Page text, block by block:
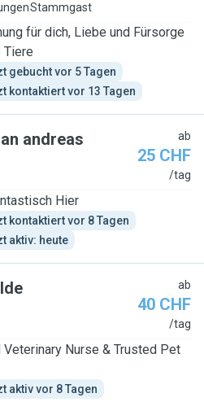
Stammgast
für dich, Liebe und Fürsorge
Tiere
gebucht vor 5 Tagen
kontaktiert vor 13 Tagen
andreas ab
25 CHF
/tag
Hier
kontaktiert vor 8 Tagen
aktiv: heute
ab
40 CHF
/tag
Veterinary Nurse & Trusted Pet
aktiv vor 8 Tagen